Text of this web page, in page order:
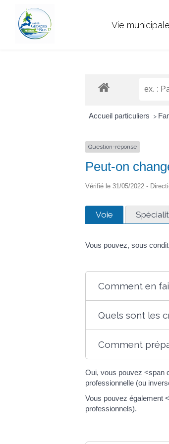
Vie municipale
Accueil particuliers >
Question-réponse
Peut-on
Vérifié le 31/05/2022 -
Voie
Vous pouvez, sous
Comment en
Quels sont les
Comment
Oui, vous pouvez <span
professionnelle (ou
Vous pouvez également
professionnels).